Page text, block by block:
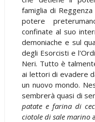
famiglia di
potere
confinate al suo
demoniache e sul
degli Esorcisti e
Neri. Tutto è
ai lettori di evadere
un nuovo mondo.
sembrerà quasi di
patate e farina di
ciotole di sale marino